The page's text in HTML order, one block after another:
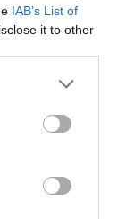
IAB’s List of
it to other